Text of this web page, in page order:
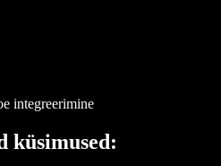
integreerimine
küsimused: